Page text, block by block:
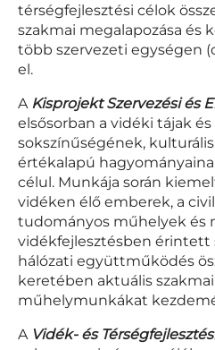
térségfejlesztési célok
szakmai megalapozása és
több szervezeti egységen
el.
A Kisprojekt Szervezési és
elsősorban a vidéki tájak
sokszínűségének,
értékalapú
célul. Munkája során
vidéken élő emberek, a
tudományos műhelyek és
vidékfejlesztésben érintett
hálózati együttműködés
keretében aktuális
műhelymunkákat
A Vidék- és